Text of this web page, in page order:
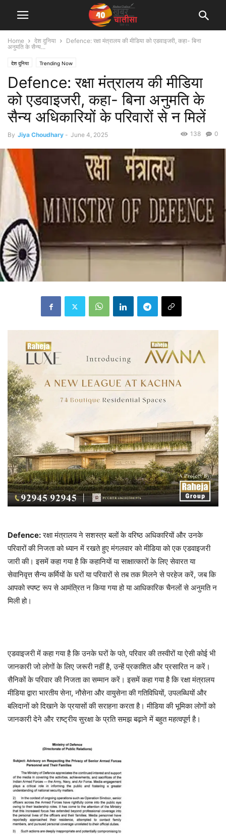
Home देश दुनिया
Defence: रक्षा मंत्रालय की मीडिया को एडवाइजरी, कहा- बिना
अनुमति के सैन्य...
देश दुनिया Trending Now
Defence: रक्षा मंत्रालय की मीडिया
को एडवाइजरी, कहा- बिना अनुमति के
सैन्य अधिकारियों के परिवारों से न मिलें
By Jiya Choudhary - June 4, 2025 0
138
Defence:रक्षा मंत्रालय ने सशस्त्र बलों के वरिष्ठ अधिकारियों और उनके
परिवारों की निजता को ध्यान में रखते हुए मंगलवार को मीडिया को एक एडवाइजरी
जारी की। इसमें कहा गया है कि कहानियों या साक्षात्कारों के लिए सेवारत या
सेवानिवृत्त सैन्य कर्मियों के घरों या परिवारों से तब तक मिलने से परहेज करें, जब कि
आपको स्पष्ट रूप से आमंत्रित न किया गया हो या आधिकारिक चैनलों से अनुमति न
मिली हो।
एडवाइजरी में कहा गया है कि उनके घरों के पते, परिवार की तस्वीरों या ऐसी कोई भी
जानकारी जो लोगों के लिए जरूरी नहीं है, उन्हें प्रकाशित और प्रसारित न करें।
सैनिकों के परिवार की निजता का सम्मान करें। इसमें कहा गया है कि रक्षा मंत्रालय
मीडिया द्वारा भारतीय सेना, नौसेना और वायुसेना की गतिविधियों, उपलब्धियों और
बलिदानों को दिखाने के प्रयासों की सराहना करता है। मीडिया की भूमिका लोगों को
जानकारी देने और राष्ट्रीय सुरक्षा के प्रति समझ बढ़ाने में बहुत महत्वपूर्ण है।